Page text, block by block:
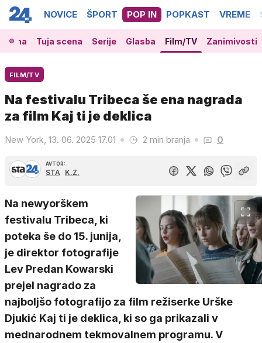
NOVICE ŠPORT POP IN POPKAST VREME
Tuja scena Serije Glasba Film/TV Zanimivosti
FILM/TV
Na festivalu Tribeca še ena nagrada
za film Kaj ti je deklica
New York, 13. 06. 2025 17.01 2 min branja 0
AVTOR:
STA K.Z.
Na newyorškem
festivalu Tribeca, ki
poteka še do 15. junija,
je direktor fotografije
Lev Predan Kowarski
prejel nagrado za
najboljšo fotografijo za film režiserke Urške
Djukić Kaj ti je deklica, ki so ga prikazali v
mednarodnem tekmovalnem programu. V